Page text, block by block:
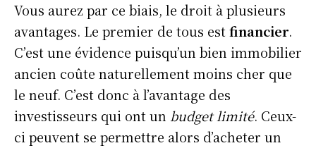
Vous aurez par ce biais, le droit à plusieurs
avantages. Le premier de tous estfinancier.
C’est une évidence puisqu’un bien immobilier
ancien coûte naturellement moins cher que
le neuf. C’est donc à l’avantage des
investisseurs qui ont un budget limité. Ceux-
ci peuvent se permettre alors d’acheter un